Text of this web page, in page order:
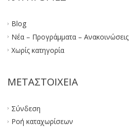
Blog
Νέα – Προγράμματα – Ανακοινώσεις
Χωρίς κατηγορία
ΜΕΤΑΣΤΟΙΧΕΊΑ
Σύνδεση
Ροή καταχωρίσεων